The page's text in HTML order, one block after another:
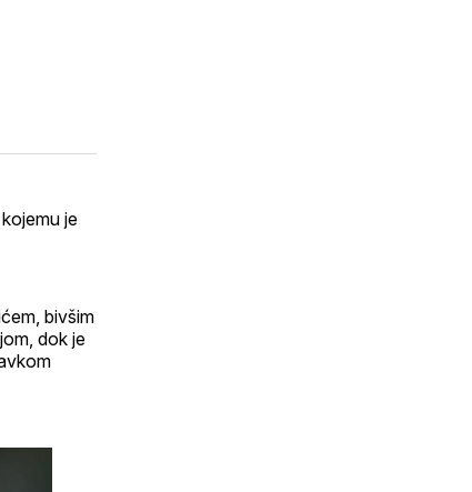
je
bivšim
dok je